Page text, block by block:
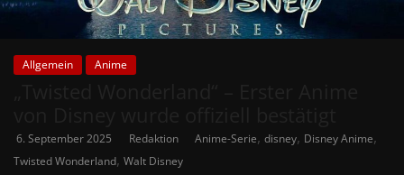
Allgemein Anime
6. September 2025 Redaktion Anime-Serie, disney, Disney Anime,
Twisted Wonderland, Walt Disney